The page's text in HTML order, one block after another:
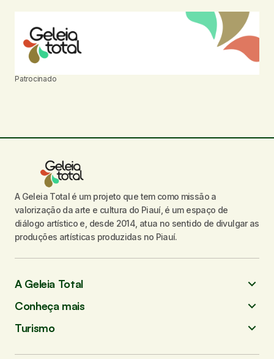
Patrocinado
A Geleia Total é um projeto que tem como missão a
valorização da arte e cultura do Piauí, é um espaço de
diálogo artístico e, desde 2014, atua no sentido de divulgar as
produções artísticas produzidas no Piauí.
A Geleia Total
Conheça mais
Turismo